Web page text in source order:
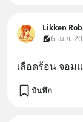
Likken
6 เม.ย.
เลือดร้อน จอม
บันทึก